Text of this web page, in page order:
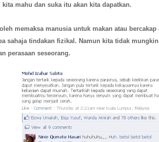
kita mahu dan suka itu akan kita dapatkan.
memaksa manusia untuk makan atau bercakap
sahaja tindakan fizikal. Namun kita tidak
perasaan seseorang.